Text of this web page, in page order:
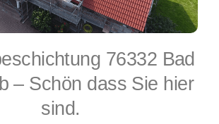
76332 Bad
– Schön dass Sie hier
sind.